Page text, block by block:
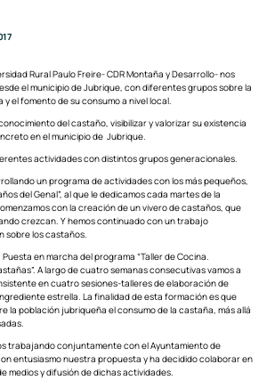
Rural Paulo Freire- CDR Montaña y Desarrollo- nos
el municipio de Jubrique, con diferentes grupos sobre la
el fomento de su consumo a nivel local.
del castaño, visibilizar y valorizar su existencia
en el municipio de Jubrique.
actividades con distintos grupos generacionales.
un programa de actividades con los más pequeños,
del Genal”, al que le dedicamos cada martes de la
con la creación de un vivero de castaños, que
crezcan. Y hemos continuado con un trabajo
sobre los castaños.
en marcha del programa “Taller de Cocina.
A largo de cuatro semanas consecutivas vamos a
en cuatro sesiones-talleres de elaboración de
estrella. La finalidad de esta formación es que
la población jubriqueña el consumo de la castaña, más allá
trabajando conjuntamente con el Ayuntamiento de
entusiasmo nuestra propuesta y ha decidido colaborar en
medios y difusión de dichas actividades.